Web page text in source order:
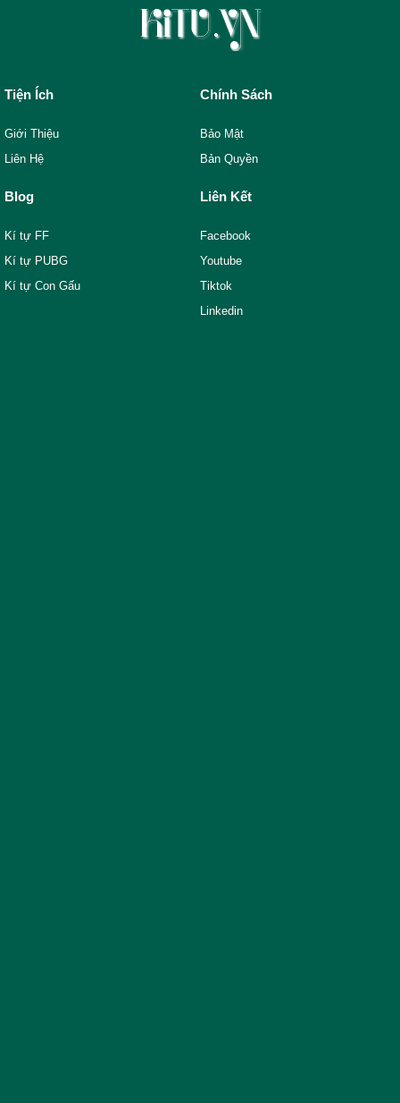
Tiện Ích
Giới Thiệu
Liên Hệ
Chính Sách
Bảo Mật
Bản Quyền
Blog
Kí tự FF
Kí tự PUBG
Kí tự Con Gấu
Liên Kết
Facebook
Youtube
Tiktok
Linkedin